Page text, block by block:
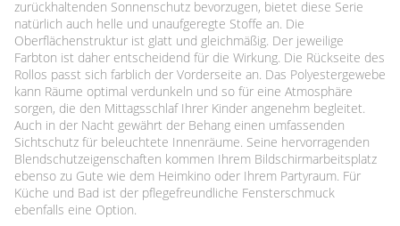
zurückhaltenden Sonnenschutz bevorzugen, bietet diese Serie
natürlich auch helle und unaufgeregte Stoffe an. Die
Oberflächenstruktur ist glatt und gleichmäßig. Der jeweilige
Farbton ist daher entscheidend für die Wirkung. Die Rückseite des
Rollos passt sich farblich der Vorderseite an. Das Polyestergewebe
kann Räume optimal verdunkeln und so für eine Atmosphäre
sorgen, die den Mittagsschlaf Ihrer Kinder angenehm begleitet.
Auch in der Nacht gewährt der Behang einen umfassenden
Sichtschutz für beleuchtete Innenräume. Seine hervorragenden
Blendschutzeigenschaften kommen Ihrem Bildschirmarbeitsplatz
ebenso zu Gute wie dem Heimkino oder Ihrem Partyraum. Für
Küche und Bad ist der pflegefreundliche Fensterschmuck
ebenfalls eine Option.